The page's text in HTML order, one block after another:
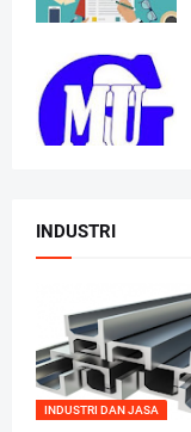
INDUSTRI
INDUSTRI DAN JASA